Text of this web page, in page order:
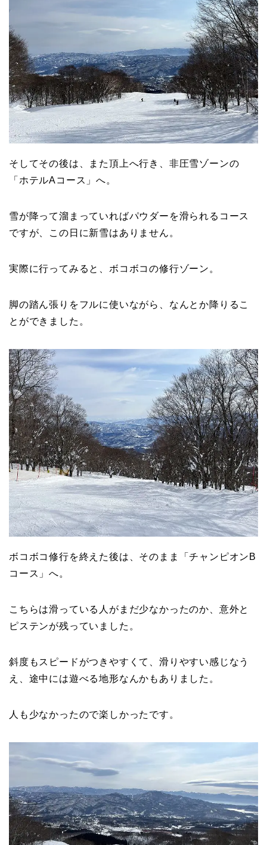
そしてその後は、また頂上へ行き、非圧雪ゾーンの
「ホテルAコース」へ。
雪が降って溜まっていればパウダーを滑られるコース
ですが、この日に新雪はありません。
実際に行ってみると、ボコボコの修行ゾーン。
脚の踏ん張りをフルに使いながら、なんとか降りるこ
とができました。
ボコボコ修行を終えた後は、そのまま「チャンピオンB
コース」へ。
こちらは滑っている人がまだ少なかったのか、意外と
ピステンが残っていました。
斜度もスピードがつきやすくて、滑りやすい感じなう
え、途中には遊べる地形なんかもありました。
人も少なかったので楽しかったです。